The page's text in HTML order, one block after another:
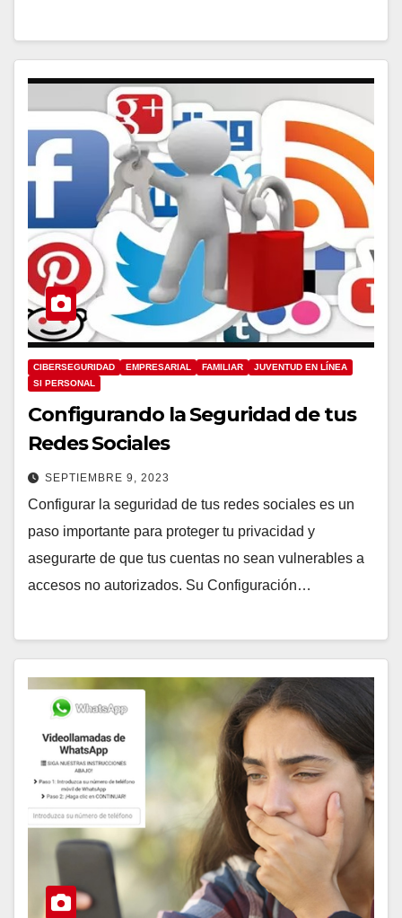
CIBERSEGURIDAD EMPRESARIAL FAMILIAR
JUVENTUD EN LÍNEA
SI PERSONAL
Configurando la Seguridad de tus
Redes Sociales
SEPTIEMBRE 9, 2023
Configurar la seguridad de tus redes sociales es un
paso importante para proteger tu privacidad y
asegurarte de que tus cuentas no sean vulnerables a
accesos no autorizados. Su Configuración…